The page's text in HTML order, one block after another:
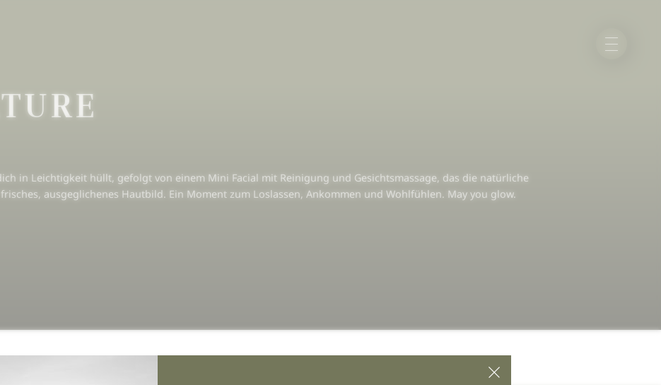
in Leichtigkeit hüllt, gefolgt von einem Mini Facial mit Reinigung und Gesichtsmassage, das die natürliche
ausgeglichenes Hautbild. Ein Moment zum Loslassen, Ankommen und Wohlfühlen. May you glow.